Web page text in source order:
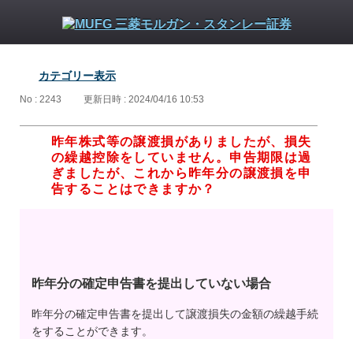
カテゴリー表示
No : 2243 更新日時 : 2024/04/16 10:53
昨年株式等の譲渡損がありましたが、損失
の繰越控除をしていません。申告期限は過
ぎましたが、これから昨年分の譲渡損を申
告することはできますか？
昨年分の確定申告書を提出していない場合
昨年分の確定申告書を提出して譲渡損失の金額の繰越手続
をすることができます。